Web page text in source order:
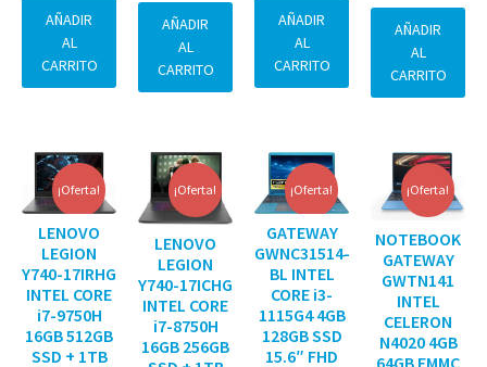
AÑADIR
AL
CARRITO
AÑADIR
AL
CARRITO
AÑADIR
AL
CARRITO
AÑADIR
AL
CARRITO
¡Oferta!
LENOVO
LEGION
Y740-17IRHG
INTEL CORE
i7-9750H
16GB 512GB
SSD + 1TB
¡Oferta!
LENOVO
LEGION
Y740-17ICHG
INTEL CORE
i7-8750H
16GB 256GB
¡Oferta!
GATEWAY
GWNC31514-
BL INTEL
CORE i3-
1115G4 4GB
128GB SSD
15.6″ FHD
¡Oferta!
NOTEBOOK
GATEWAY
GWTN141
INTEL
CELERON
N4020 4GB
64GB EMMC